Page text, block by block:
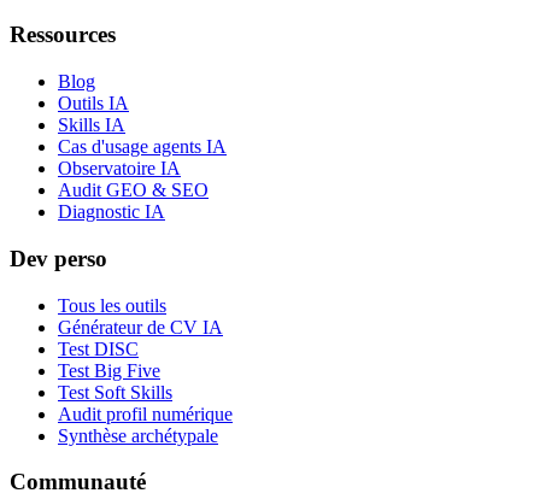
Ressources
Blog
Outils IA
Skills IA
Cas d'usage agents IA
Observatoire IA
Audit GEO & SEO
Diagnostic IA
Dev perso
Tous les outils
Générateur de CV IA
Test DISC
Test Big Five
Test Soft Skills
Audit profil numérique
Synthèse archétypale
Communauté